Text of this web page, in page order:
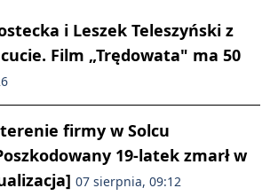
i Leszek Teleszyński z
Film „Trędowata" ma 50
firmy w Solcu
19-latek zmarł w
07 sierpnia, 09:12